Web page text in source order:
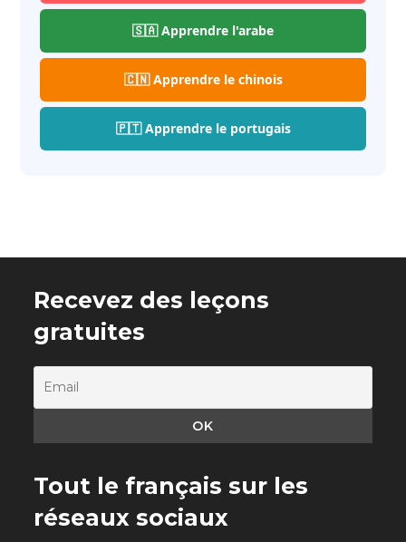
🇸🇦 Apprendre l'arabe
🇨🇳 Apprendre le chinois
🇵🇹 Apprendre le portugais
Recevez des leçons
gratuites
Tout le français sur les
réseaux sociaux